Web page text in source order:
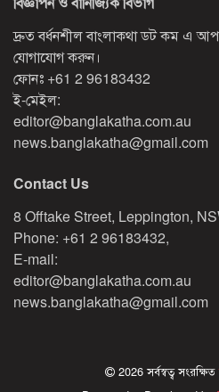
দ্রুত বর্ধনশীল বাংলাকথা ডট কম এ
যোগাযোগ করুন।
ফোনঃ +61 2 96183432
ই-মেইল:
editor@banglakatha.com.au
news.banglakatha@gmail.com
Contact Us
8 Offtake Street, Leppington,
Phone: +61 2 96183432,
E-mail:
editor@banglakatha.com.au
news.banglakatha@gmail.com
2026 সর্বস্বত্ব সংরক্ষিত